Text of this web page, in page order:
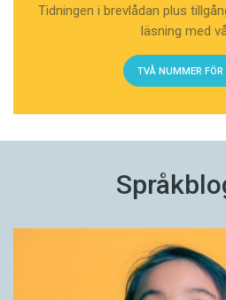
Tidningen i brevlådan plus
läsning med
TVÅ NUMMER FÖR